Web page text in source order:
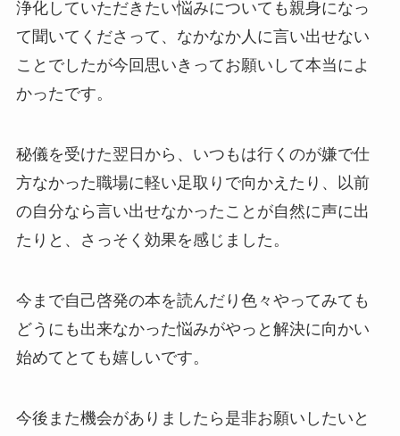
浄化していただきたい悩みについても親身になっ
て聞いてくださって、なかなか人に言い出せない
ことでしたが今回思いきってお願いして本当によ
かったです。
秘儀を受けた翌日から、いつもは行くのが嫌で仕
方なかった職場に軽い足取りで向かえたり、以前
の自分なら言い出せなかったことが自然に声に出
たりと、さっそく効果を感じました。
今まで自己啓発の本を読んだり色々やってみても
どうにも出来なかった悩みがやっと解決に向かい
始めてとても嬉しいです。
今後また機会がありましたら是非お願いしたいと